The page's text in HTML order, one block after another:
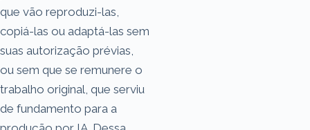
que vão reproduzi-las,
copiá-las ou adaptá-las sem
suas autorização prévias,
ou sem que se remunere o
trabalho original, que serviu
de fundamento para a